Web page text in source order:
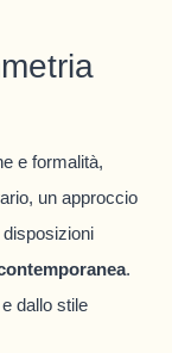
e formalità,
un approccio
.
dallo stile